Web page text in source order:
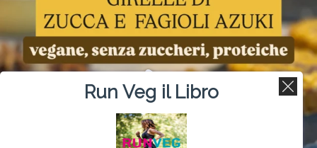
Run Veg il Libro